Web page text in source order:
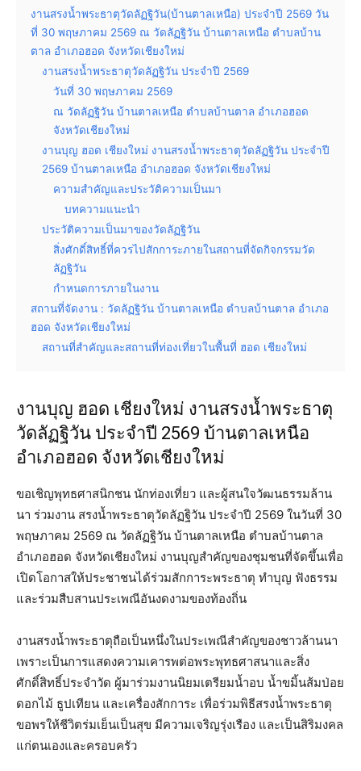
งานสรงน้ำพระธาตุวัดลัฏฐิวัน(บ้านตาลเหนือ) ประจำปี 2569 วัน
ที่ 30 พฤษภาคม 2569 ณ วัดลัฏฐิวัน บ้านตาลเหนือ ตำบลบ้าน
ตาล อำเภอฮอด จังหวัดเชียงใหม่
งานสรงน้ำพระธาตุวัดลัฏฐิวัน ประจำปี 2569
วันที่ 30 พฤษภาคม 2569
ณ วัดลัฏฐิวัน บ้านตาลเหนือ ตำบลบ้านตาล อำเภอฮอด
จังหวัดเชียงใหม่
งานบุญ ฮอด เชียงใหม่ งานสรงน้ำพระธาตุวัดลัฏฐิวัน ประจำปี
2569 บ้านตาลเหนือ อำเภอฮอด จังหวัดเชียงใหม่
ความสำคัญและประวัติความเป็นมา
บทความแนะนำ
ประวัติความเป็นมาของวัดลัฏฐิวัน
สิ่งศักดิ์สิทธิ์ที่ควรไปสักการะภายในสถานที่จัดกิจกรรมวัด
ลัฏฐิวัน
กำหนดการภายในงาน
สถานที่จัดงาน : วัดลัฏฐิวัน บ้านตาลเหนือ ตำบลบ้านตาล อำเภอ
ฮอด จังหวัดเชียงใหม่
สถานที่สำคัญและสถานที่ท่องเที่ยวในพื้นที่ ฮอด เชียงใหม่
งานบุญ ฮอด เชียงใหม่ งานสรงน้ำพระธาตุ
วัดลัฏฐิวัน ประจำปี 2569 บ้านตาลเหนือ
อำเภอฮอด จังหวัดเชียงใหม่
ขอเชิญพุทธศาสนิกชน นักท่องเที่ยว และผู้สนใจวัฒนธรรมล้าน
นา ร่วมงาน สรงน้ำพระธาตุวัดลัฏฐิวัน ประจำปี 2569 ในวันที่ 30
พฤษภาคม 2569 ณ วัดลัฏฐิวัน บ้านตาลเหนือ ตำบลบ้านตาล
อำเภอฮอด จังหวัดเชียงใหม่ งานบุญสำคัญของชุมชนที่จัดขึ้นเพื่อ
เปิดโอกาสให้ประชาชนได้ร่วมสักการะพระธาตุ ทำบุญ ฟังธรรม
และร่วมสืบสานประเพณีอันงดงามของท้องถิ่น
งานสรงน้ำพระธาตุถือเป็นหนึ่งในประเพณีสำคัญของชาวล้านนา
เพราะเป็นการแสดงความเคารพต่อพระพุทธศาสนาและสิ่ง
ศักดิ์สิทธิ์ประจำวัด ผู้มาร่วมงานนิยมเตรียมน้ำอบ น้ำขมิ้นส้มป่อย
ดอกไม้ ธูปเทียน และเครื่องสักการะ เพื่อร่วมพิธีสรงน้ำพระธาตุ
ขอพรให้ชีวิตร่มเย็นเป็นสุข มีความเจริญรุ่งเรือง และเป็นสิริมงคล
แก่ตนเองและครอบครัว